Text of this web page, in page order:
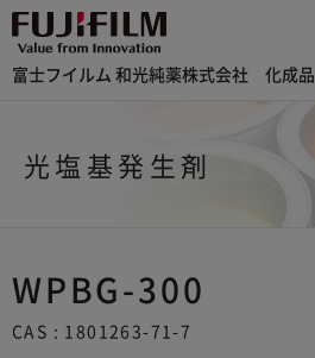
富士フイルム 和光純薬株式会社 化成品
光塩基発生剤
WPBG-300
CAS : 1801263-71-7